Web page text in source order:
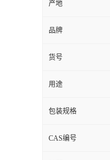
产地
品牌
货号
用途
包装规格
CAS编号